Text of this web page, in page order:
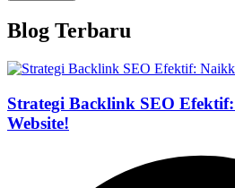
Blog Terbaru
Strategi Backlink SEO
Website!